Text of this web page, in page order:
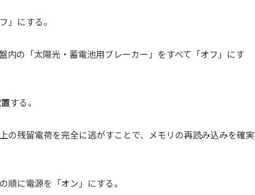
」にする。
内の「太陽光・蓄電池用ブレーカー」をすべて「オフ」にす
する。
の残留電荷を完全に逃がすことで、メモリの再読み込みを確実
順に電源を「オン」にする。